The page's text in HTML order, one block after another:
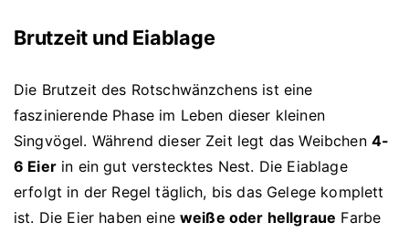
Brutzeit und Eiablage
Die Brutzeit des Rotschwänzchens ist eine
faszinierende Phase im Leben dieser kleinen
Singvögel. Während dieser Zeit legt das Weibchen 4-
6 Eierin ein gut verstecktes Nest. Die Eiablage
erfolgt in der Regel täglich, bis das Gelege komplett
ist. Die Eier haben eineweiße oder hellgraue Farbe